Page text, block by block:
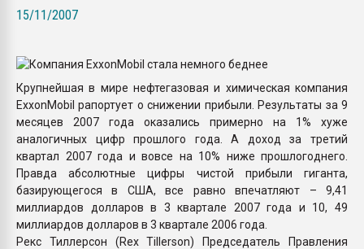
бутылок
ПЕРЕЙТИ НА
15/11/2007
Крупнейшая в мире нефтегазовая и химическая компания
ExxonMobil рапортует о снижении прибыли. Результаты за 9
месяцев 2007 года оказались примерно на 1% хуже
аналогичных цифр прошлого года. А доход за третий
квартал 2007 года и вовсе на 10% ниже прошлогоднего.
Правда абсолютные цифры чистой прибыли гиганта,
базирующегося в США, все равно впечатляют – 9,41
миллиардов долларов в 3 квартале 2007 года и 10, 49
миллиардов долларов в 3 квартале 2006 года.
Рекс Тиллерсон (Rex Tillerson) Председатель Правления